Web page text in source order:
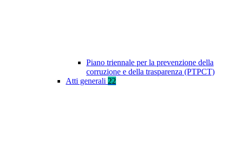
Piano triennale per la prevenzione della
corruzione e della trasparenza (PTPCT)
Atti generali 22